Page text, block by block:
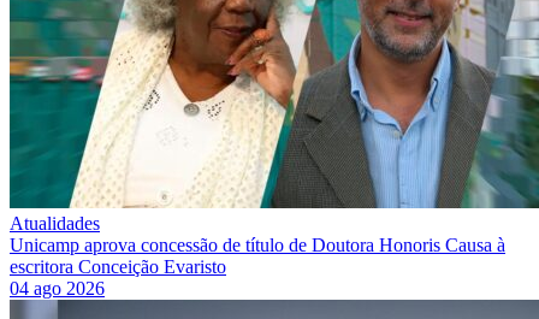
Atualidades
Unicamp aprova concessão de título de Doutora Honoris Causa à
escritora Conceição Evaristo
04 ago 2026